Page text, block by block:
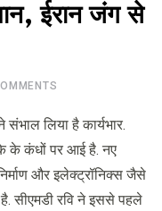
ईरान जंग से
लिया है कार्यभार.
के कंधों पर आई है. नए
और इलेक्ट्रॉनिक्स जैसे
सीएमडी रवि ने इससे पहले